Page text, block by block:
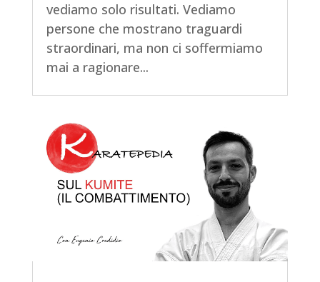
vediamo solo risultati. Vediamo
persone che mostrano traguardi
straordinari, ma non ci soffermiamo
mai a ragionare...